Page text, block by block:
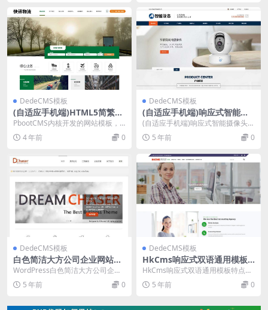
DedeCMS模板
(自适应手机端)HTML5简繁字
体绿色宽屏物流运输类网站源
码 响应式大气快递货运网站p
bootcms模板
PbootCMS内核开发的网站模板，
该模板适用于物流运输网站、快递
货运网站等企业...
4 年前 0
DedeCMS模板
(自适应手机端)响应式智能摄
像头设备pbootcms网站模板
蓝色安全防盗电子探头设备网
站源码
(自适应手机端)响应式智能摄像头设
备pbootcms网站模板 蓝色安全防
盗电子探...
5 年前 0
DedeCMS模板
白色简洁大方公司企业网站源
码 WordPress主题2款
WordPress白色简洁大方公司企业
网站主题2款 白色整洁风格wordpr
es...5 年前 0
DedeCMS模板
HkCms响应式双语通用模板 v
2.0.0
HkCms响应式双语通用模板特点：
1. 基于HkCms开源内容管理系统，
免费授...
5 年前 0